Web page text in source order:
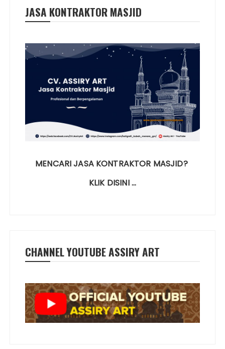
JASA KONTRAKTOR MASJID
MENCARI JASA KONTRAKTOR MASJID?
KLIK DISINI …
CHANNEL YOUTUBE ASSIRY ART